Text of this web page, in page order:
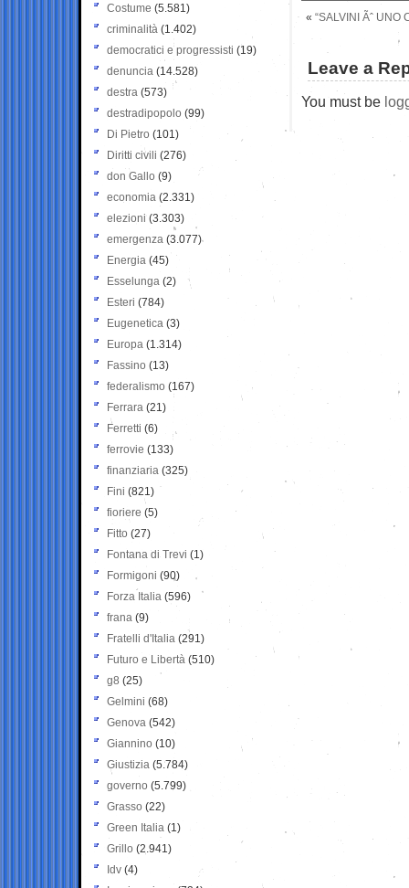
« “SALVINI Ãˆ UNO
Leave a
You must be
Costume (5.581)
criminalità (1.402)
democratici e progressisti (19)
denuncia (14.528)
destra (573)
destradipopolo (99)
Di Pietro (101)
Diritti civili (276)
don Gallo (9)
economia (2.331)
elezioni (3.303)
emergenza (3.077)
Energia (45)
Esselunga (2)
Esteri (784)
Eugenetica (3)
Europa (1.314)
Fassino (13)
federalismo (167)
Ferrara (21)
Ferretti (6)
ferrovie (133)
finanziaria (325)
Fini (821)
fioriere (5)
Fitto (27)
Fontana di Trevi (1)
Formigoni (90)
Forza Italia (596)
frana (9)
Fratelli d'Italia (291)
Futuro e Libertà (510)
g8 (25)
Gelmini (68)
Genova (542)
Giannino (10)
Giustizia (5.784)
governo (5.799)
Grasso (22)
Green Italia (1)
Grillo (2.941)
Idv (4)